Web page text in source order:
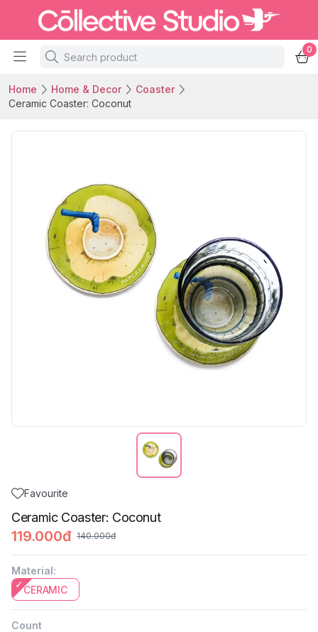
0
Home Home & Decor
Coaster
Ceramic Coaster: Coconut
Favourite
Ceramic Coaster: Coconut
119.000đ 140.000đ
Material:
CERAMIC
Count